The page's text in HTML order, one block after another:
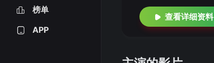
榜单
APP
查看详细资料